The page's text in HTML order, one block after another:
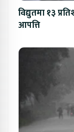
विद्युतमा १३
आपत्ति